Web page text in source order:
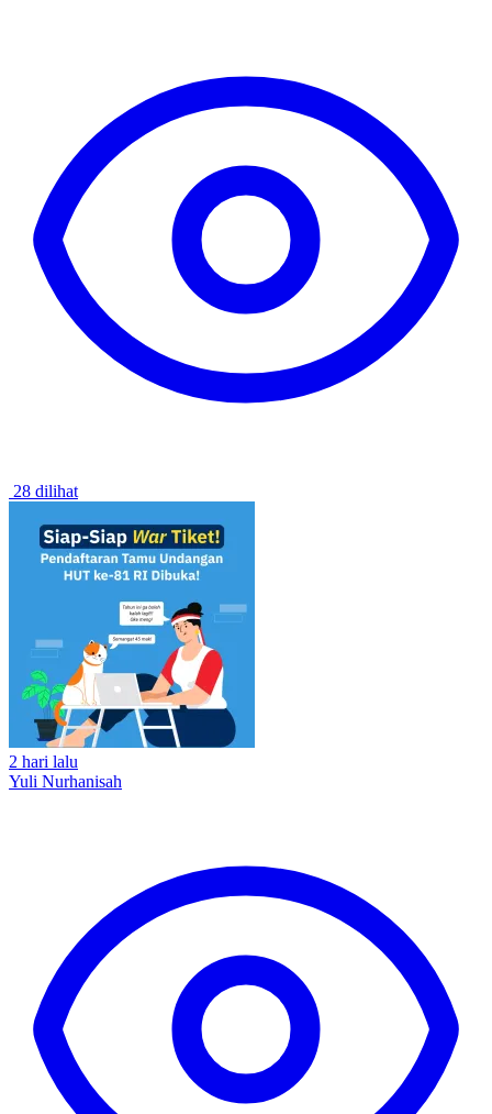
28 dilihat
2 hari lalu
Yuli Nurhanisah